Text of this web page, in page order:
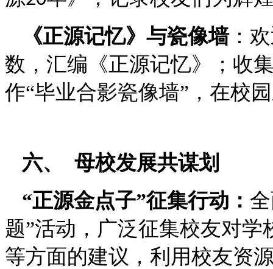
《正源记忆》与瓷像墙：
数，汇编《正源记忆》；收
作“毕业合影瓷像墙”，在校
六、
母校发展共谋划
“正源金点子”征集行动：
题”活动，广泛征集校友对
等方面的建议，利用校友资